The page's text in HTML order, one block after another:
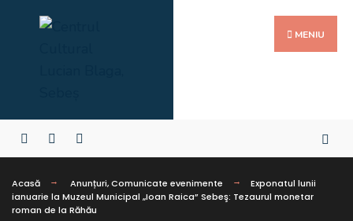
MENIU
Acasă Anunțuri,Comunicate evenimente
Exponatul lunii
ianuarie la Muzeul Municipal „Ioan Raica” Sebeş: Tezaurul monetar
roman de la Răhău